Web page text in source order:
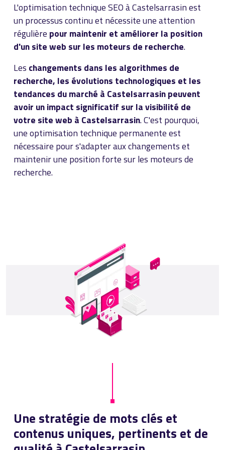
L'optimisation technique SEO à Castelsarrasin est
un processus continu et nécessite une attention
régulière pour maintenir et améliorer la position
d'un site web sur les moteurs de recherche.
Les changements dans les algorithmes de
recherche, les évolutions technologiques et les
tendances du marché à Castelsarrasin peuvent
avoir un impact significatif sur la visibilité de
votre site web à Castelsarrasin. C'est pourquoi,
une optimisation technique permanente est
nécessaire pour s'adapter aux changements et
maintenir une position forte sur les moteurs de
recherche.
Une stratégie de mots clés et
contenus uniques, pertinents et de